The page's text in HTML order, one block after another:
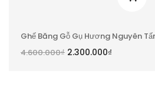
Ghế Băng Gỗ Gụ Hương Nguyên
4.600.000₫ 2.300.000₫